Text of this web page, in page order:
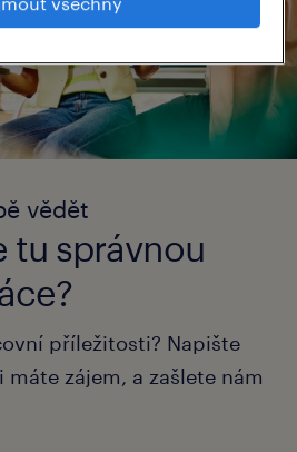
vědět
tu správnou
příležitosti? Napište
zájem, a zašlete nám